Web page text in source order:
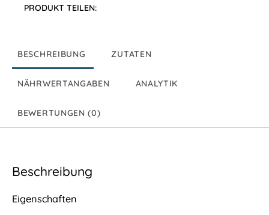
PRODUKT TEILEN:
BESCHREIBUNG ZUTATEN
NÄHRWERTANGABEN ANALYTIK
BEWERTUNGEN (0)
Beschreibung
Eigenschaften